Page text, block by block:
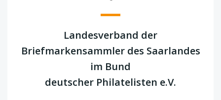
Landesverband der
Briefmarkensammler des Saarlandes
im Bund
deutscher Philatelisten e.V.